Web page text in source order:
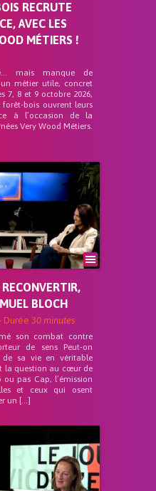
RECRUTE
AVEC LES
MÉTIERS !
mais manque de
métier utile, concret
7, 8 et 9 octobre 2026,
forêt-bois ouvrent leurs
à l’occasion de la
Very Wood Métiers.
BLOCH
Durée 30 minutes
son combat contre
de sens Peut-on
de sa vie en véritable
la question au cœur de
pas Cap, l’émission
et ceux qui osent
un […]